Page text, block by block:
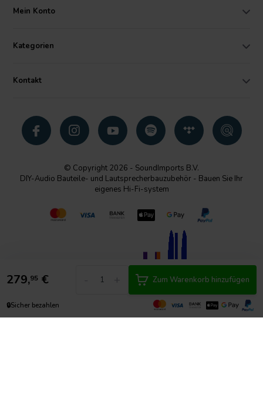
279,95 € Zum Warenkorb hinzufügen
🔒Sicher bezahlen
Mein Konto
Kategorien
Kontakt
© Copyright 2026 - SoundImports B.V.
DIY-Audio Bauteile- und Lautsprecherbauzubehör - Bauen Sie Ihr
eigenes Hi-Fi-system